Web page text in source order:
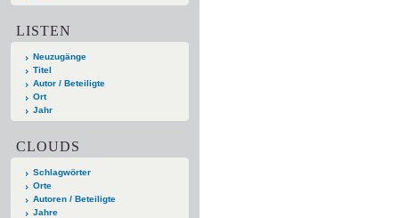
LISTEN
Neuzugänge
Titel
Autor / Beteiligte
Ort
Jahr
CLOUDS
Schlagwörter
Orte
Autoren / Beteiligte
Jahre